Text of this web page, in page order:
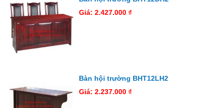
Giá: 2.427.000 ₫
Bàn hội trường BHT12LH2
Giá: 2.237.000 ₫